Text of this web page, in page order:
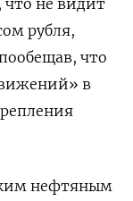
что не видит
рубля,
что
в
нефтяным